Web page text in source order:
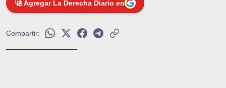
Agregar La Derecha Diario en
Compartir: